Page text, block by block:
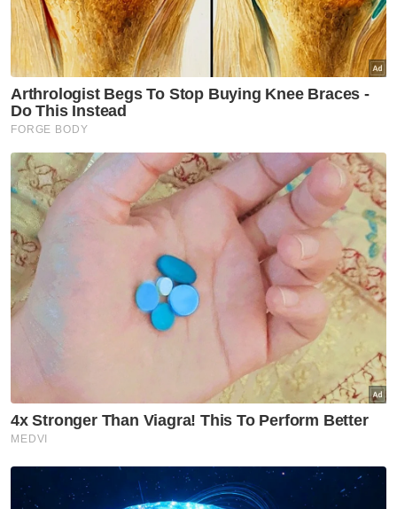
Tang Jie Ee Wei
Artikel Disyorkan
Sukan
Tiket aksi Malaysia-Filipina
habis terjual
Sukan
Rifdean buru gelaran dunia di
Sukan
Harimau Malaya janji aksi lebih
Sukan